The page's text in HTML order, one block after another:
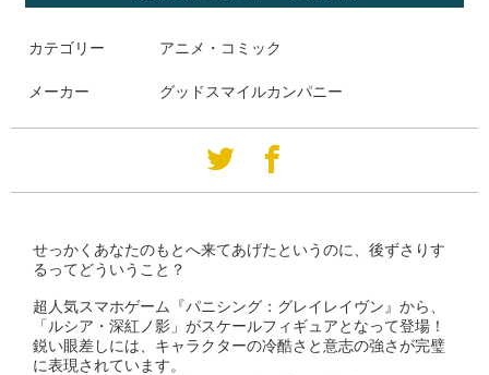
カテゴリー アニメ・コミック
メーカー グッドスマイルカンパニー
せっかくあなたのもとへ来てあげたというのに、後ずさりす
るってどういうこと？
超人気スマホゲーム『パニシング：グレイレイヴン』から、
「ルシア・深紅ノ影」がスケールフィギュアとなって登場！
鋭い眼差しには、キャラクターの冷酷さと意志の強さが完璧
に表現されています。